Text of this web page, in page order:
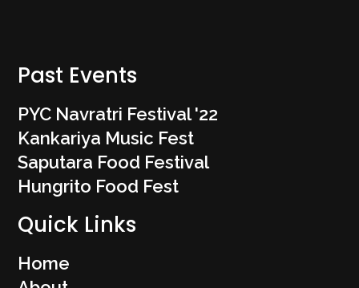
Past Events
PYC Navratri Festival '22
Kankariya Music Fest
Saputara Food Festival
Hungrito Food Fest
Quick Links
Home